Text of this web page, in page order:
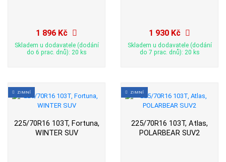
1 896 Kč
Skladem u dodavatele (dodání
do 6 prac. dnů): 20 ks
1 930 Kč
Skladem u dodavatele (dodání
do 7 prac. dnů): 20 ks
ZIMNÍ
225/70R16 103T, Fortuna,
WINTER SUV
ZIMNÍ
225/70R16 103T, Atlas,
POLARBEAR SUV2